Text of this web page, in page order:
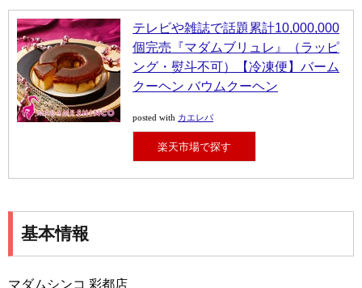
テレビや雑誌で話題累計10,000,000
個完売『マダムブリュレ』（ラッピ
ング・熨斗不可）【冷凍便】バーム
クーヘン バウムクーヘン
posted with カエレバ
楽天市場で探す
基本情報
マダムシンコ 彩都店